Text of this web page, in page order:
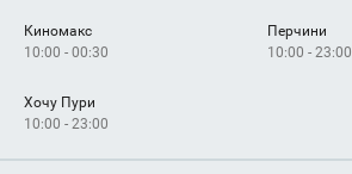
Киномакс
10:00 - 00:30
Перчини
10:00 - 23:00
Хочу Пури
10:00 - 23:00